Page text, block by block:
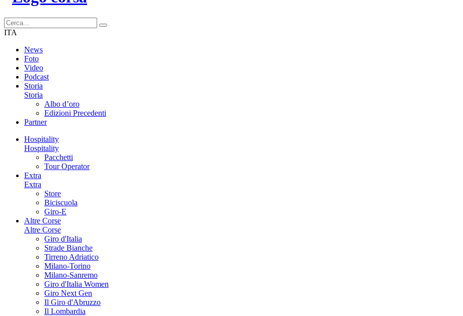
ITA
News
Foto
Video
Podcast
Storia
Storia
Albo d’oro
Edizioni Precedenti
Partner
Hospitality
Hospitality
Pacchetti
Tour Operator
Extra
Extra
Store
Biciscuola
Giro-E
Altre Corse
Altre Corse
Giro d'Italia
Strade Bianche
Tirreno Adriatico
Milano-Torino
Milano-Sanremo
Giro d'Italia Women
Giro Next Gen
Il Giro d'Abruzzo
Il Lombardia